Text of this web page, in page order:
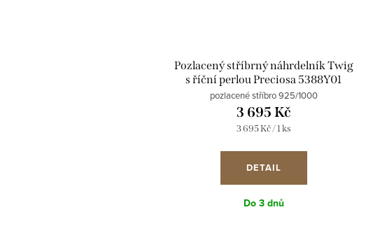
Pozlacený stříbrný náhrdelník Twig
s říční perlou Preciosa 5388Y01
pozlacené stříbro 925/1000
3 695 Kč
Měrná
3 695 Kč / 1 ks
DETAIL
Do 3 dnů